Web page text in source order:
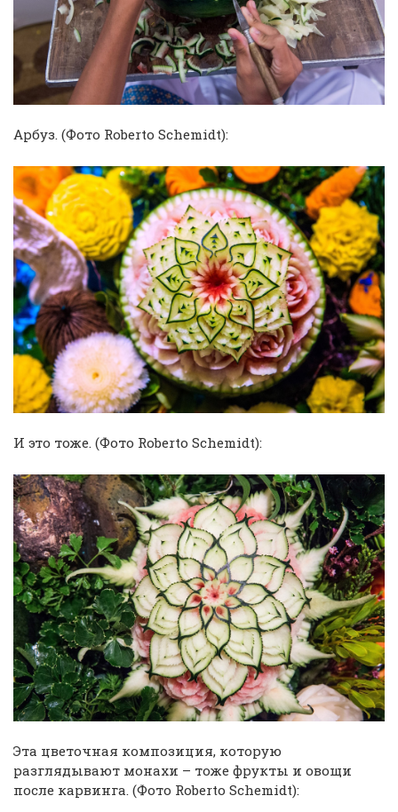
Арбуз. (Фото Roberto Schemidt):
И это тоже. (Фото Roberto Schemidt):
Эта цветочная композиция, которую
разглядывают монахи – тоже фрукты и овощи
после карвинга. (Фото Roberto Schemidt):